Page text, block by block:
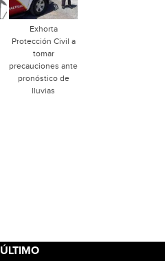
Exhorta
Protección Civil a
tomar
precauciones ante
pronóstico de
lluvias